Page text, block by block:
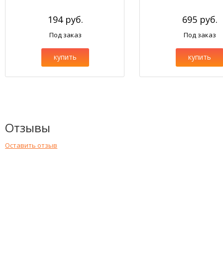
194 руб.
Под заказ
купить
695 руб.
Под заказ
купить
Отзывы
Оставить отзыв